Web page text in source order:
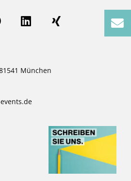
München